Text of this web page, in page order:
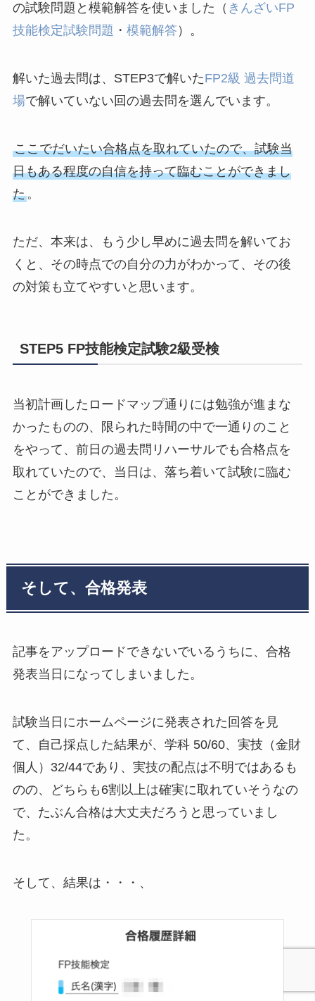
の試験問題と模範解答を使いました（ きんざいFP
技能検定試験問題 ・ 模範解答 ）。
解いた過去問は、STEP3で解いたFP2級 過去問道
場で解いていない回の過去問を選んでいます。
ここでだいたい合格点を取れていたので、試験当
日もある程度の自信を持って臨むことができまし
た。
ただ、本来は、もう少し早めに過去問を解いてお
くと、その時点での自分の力がわかって、その後
の対策も立てやすいと思います。
STEP5 FP技能検定試験2級受検
当初計画したロードマップ通りには勉強が進まな
かったものの、限られた時間の中で一通りのこと
をやって、前日の過去問リハーサルでも合格点を
取れていたので、当日は、落ち着いて試験に臨む
ことができました。
そして、合格発表
記事をアップロードできないでいるうちに、合格
発表当日になってしまいました。
試験当日にホームページに発表された回答を見
て、自己採点した結果が、学科 50/60、実技（金財
個人）32/44であり、実技の配点は不明ではあるも
のの、どちらも6割以上は確実に取れていそうなの
で、たぶん合格は大丈夫だろうと思っていまし
た。
そして、結果は・・・、